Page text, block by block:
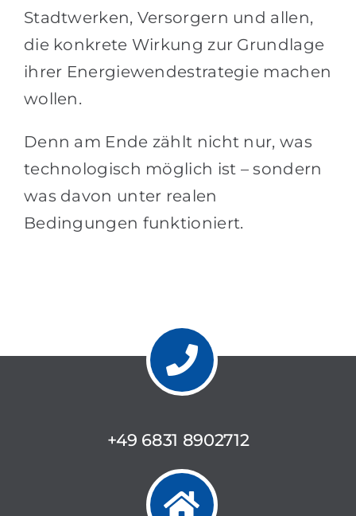
Stadtwerken, Versorgern und allen,
die konkrete Wirkung zur Grundlage
ihrer Energiewendestrategie machen
wollen.
Denn am Ende zählt nicht nur, was
technologisch möglich ist – sondern
was davon unter realen
Bedingungen funktioniert.
+49 6831 8902712